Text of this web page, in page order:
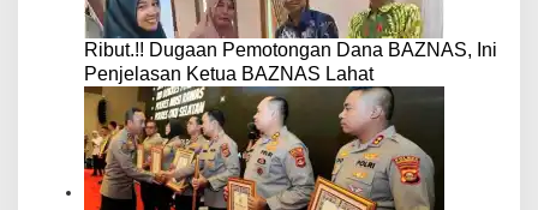
Ribut.!! Dugaan Pemotongan Dana BAZNAS, Ini
Penjelasan Ketua BAZNAS Lahat